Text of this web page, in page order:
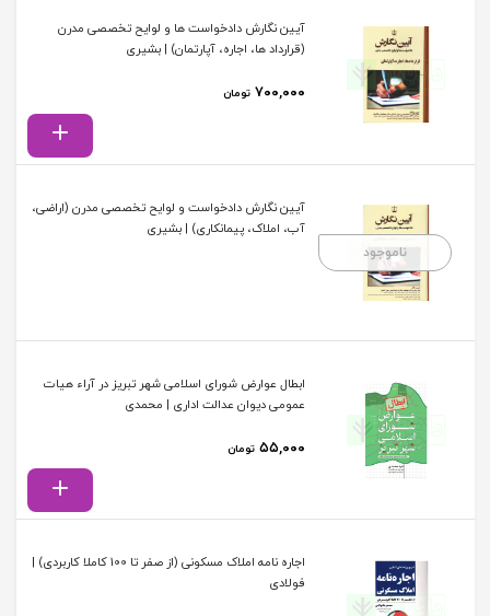
آیین نگارش دادخواست ها و لوایح تخصصی مدرن
(قرارداد ها، اجاره، آپارتمان) | بشیری
۷۰۰,۰۰۰ تومان
ناموجود
آیین نگارش دادخواست و لوایح تخصصی مدرن (اراضی،
آب، املاک، پیمانکاری) | بشیری
ابطال عوارض شورای اسلامی شهر تبریز در آراء هیات
عمومی دیوان عدالت اداری | محمدی
۵۵,۰۰۰ تومان
اجاره نامه املاک مسکونی (از صفر تا 100 کاملا کاربردی) |
فولادی